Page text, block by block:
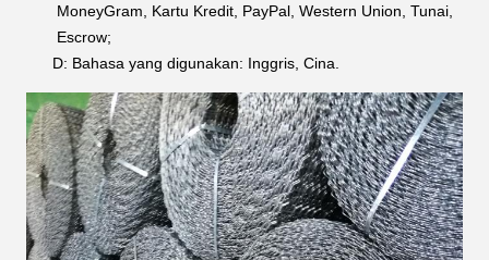
MoneyGram, Kartu Kredit, PayPal, Western Union, Tunai,
Escrow;
D: Bahasa yang digunakan: Inggris, Cina.